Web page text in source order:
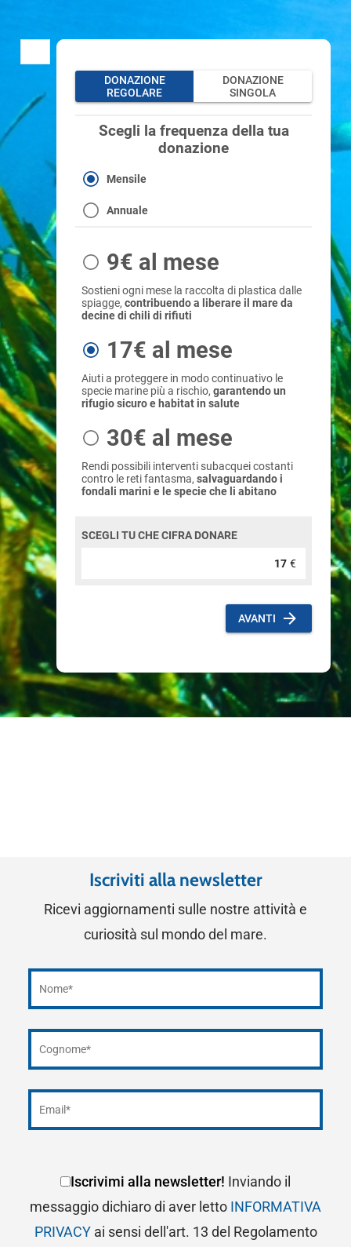
Iscriviti alla newsletter
Ricevi aggiornamenti sulle nostre attività e
curiosità sul mondo del mare.
Iscrivimi alla newsletter! Inviando il
messaggio dichiaro di aver letto INFORMATIVA
PRIVACYai sensi dell'art. 13 del Regolamento